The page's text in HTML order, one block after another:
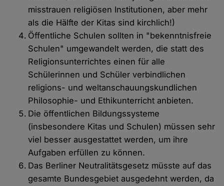
misstrauen religiösen Institutionen, aber mehr
als die Hälfte der Kitas sind kirchlich!)
Öffentliche Schulen sollten in "bekenntnisfreie
Schulen" umgewandelt werden, die statt des
Religionsunterrichtes einen für alle
Schülerinnen und Schüler verbindlichen
religions- und weltanschauungskundlichen
Philosophie- und Ethikunterricht anbieten.
Die öffentlichen Bildungssysteme
(insbesondere Kitas und Schulen) müssen sehr
viel besser ausgestattet werden, um ihre
Aufgaben erfüllen zu können.
Das Berliner Neutralitätsgesetz müsste auf das
gesamte Bundesgebiet ausgedehnt werden, da